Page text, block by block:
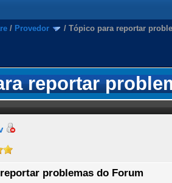
/ Provedor / Tópico para reportar
reportar
problemas do Forum